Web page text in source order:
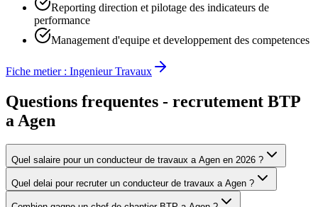
Reporting direction et pilotage des indicateurs de
performance
Management d'equipe et developpement des competences
Fiche metier : Ingenieur Travaux
Questions frequentes - recrutement BTP
a Agen
Quel salaire pour un conducteur de travaux a Agen en 2026 ?
Quel delai pour recruter un conducteur de travaux a Agen ?